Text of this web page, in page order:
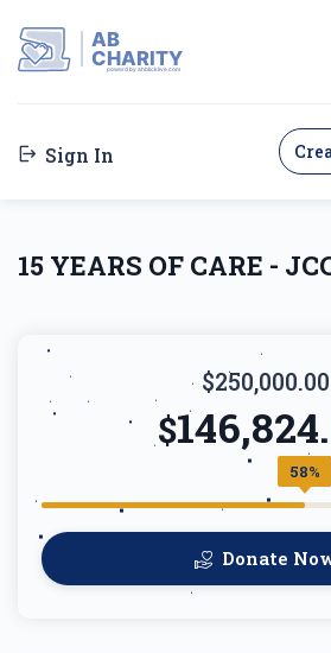
AB
CHARITY
powerd by ahblicklive.com
Sign In
15 YEARS OF CARE -
$250,000.00
$
58%
Donate